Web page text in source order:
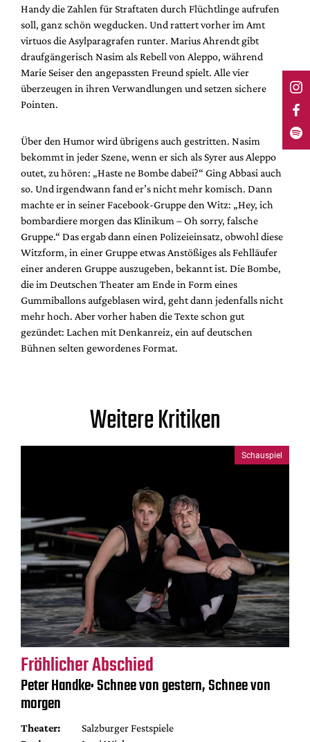
Handy die Zahlen für Straftaten durch Flüchtlinge aufrufen
soll, ganz schön wegducken. Und rattert vorher im Amt
virtuos die Asylparagrafen runter. Marius Ahrendt gibt
draufgängerisch Nasim als Rebell von Aleppo, während
Marie Seiser den angepassten Freund spielt. Alle vier
überzeugen in ihren Verwandlungen und setzen sichere
Pointen.
Über den Humor wird übrigens auch gestritten. Nasim
bekommt in jeder Szene, wenn er sich als Syrer aus Aleppo
outet, zu hören: „Haste ne Bombe dabei?“ Ging Abbasi auch
so. Und irgendwann fand er’s nicht mehr komisch. Dann
machte er in seiner Facebook-Gruppe den Witz: „Hey, ich
bombardiere morgen das Klinikum – Oh sorry, falsche
Gruppe.“ Das ergab dann einen Polizeieinsatz, obwohl diese
Witzform, in einer Gruppe etwas Anstößiges als Fehlläufer
einer anderen Gruppe auszugeben, bekannt ist. Die Bombe,
die im Deutschen Theater am Ende in Form eines
Gummiballons aufgeblasen wird, geht dann jedenfalls nicht
mehr hoch. Aber vorher haben die Texte schon gut
gezündet: Lachen mit Denkanreiz, ein auf deutschen
Bühnen selten gewordenes Format.
Weitere Kritiken
Schauspiel
Fröhlicher Abschied
Peter Handke: Schnee von gestern, Schnee von
morgen
Theater:
Salzburger Festspiele